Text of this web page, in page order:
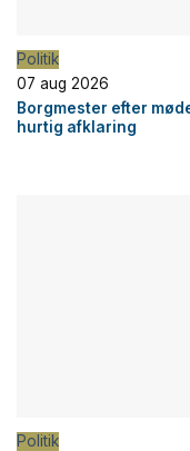
Politik
07 aug 2026
Borgmester efter
hurtig afklaring
Politik